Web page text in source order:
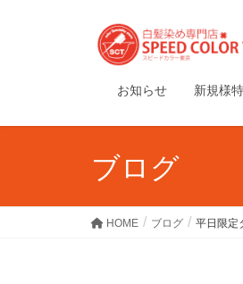
お知らせ 新規様
ブログ
HOME ブログ 平日限定